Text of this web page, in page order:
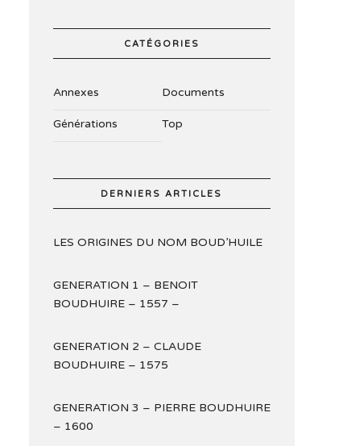
CATÉGORIES
Annexes Documents
Générations Top
DERNIERS ARTICLES
LES ORIGINES DU NOM BOUD’HUILE
GENERATION 1 – BENOIT
BOUDHUIRE – 1557 –
GENERATION 2 – CLAUDE
BOUDHUIRE – 1575
GENERATION 3 – PIERRE BOUDHUIRE
– 1600